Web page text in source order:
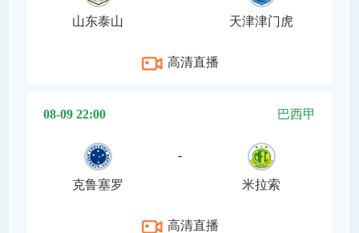
山东泰山 天津津门虎
高清直播
08-09 22:00 巴西甲
克鲁塞罗
-
米拉索
高清直播